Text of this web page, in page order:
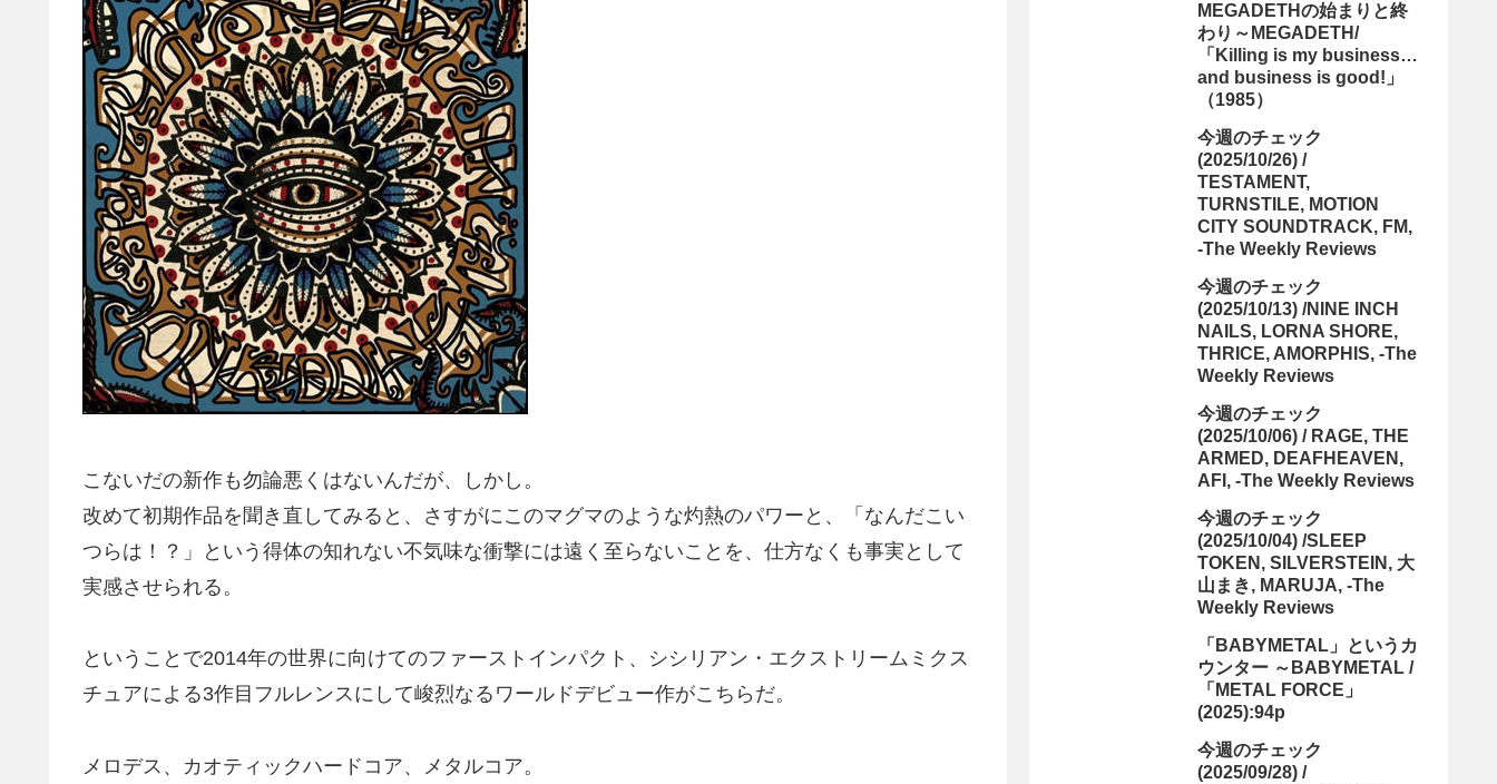
こないだの新作も勿論悪くはないんだが、しかし。
改めて初期作品を聞き直してみると、さすがにこのマグマのような灼熱のパワーと、「なんだこい
つらは！？」という得体の知れない不気味な衝撃には遠く至らないことを、仕方なくも事実として
実感させられる。
ということで2014年の世界に向けてのファーストインパクト、シシリアン・エクストリームミクス
チュアによる3作目フルレンスにして峻烈なるワールドデビュー作がこちらだ。
メロデス、カオティックハードコア、メタルコア。
MEGADETHの始まりと終
わり～MEGADETH/
「Killing is my business…
and business is good!」
（1985）
今週のチェック
(2025/10/26) /
TESTAMENT,
TURNSTILE, MOTION
CITY SOUNDTRACK, FM,
-The Weekly Reviews
今週のチェック
(2025/10/13) /NINE INCH
NAILS, LORNA SHORE,
THRICE, AMORPHIS, -The
Weekly Reviews
今週のチェック
(2025/10/06) / RAGE, THE
ARMED, DEAFHEAVEN,
AFI, -The Weekly Reviews
今週のチェック
(2025/10/04) /SLEEP
TOKEN, SILVERSTEIN, 大
山まき, MARUJA, -The
Weekly Reviews
「BABYMETAL」というカ
ウンター ～BABYMETAL /
「METAL FORCE」
(2025):94p
今週のチェック
(2025/09/28) /